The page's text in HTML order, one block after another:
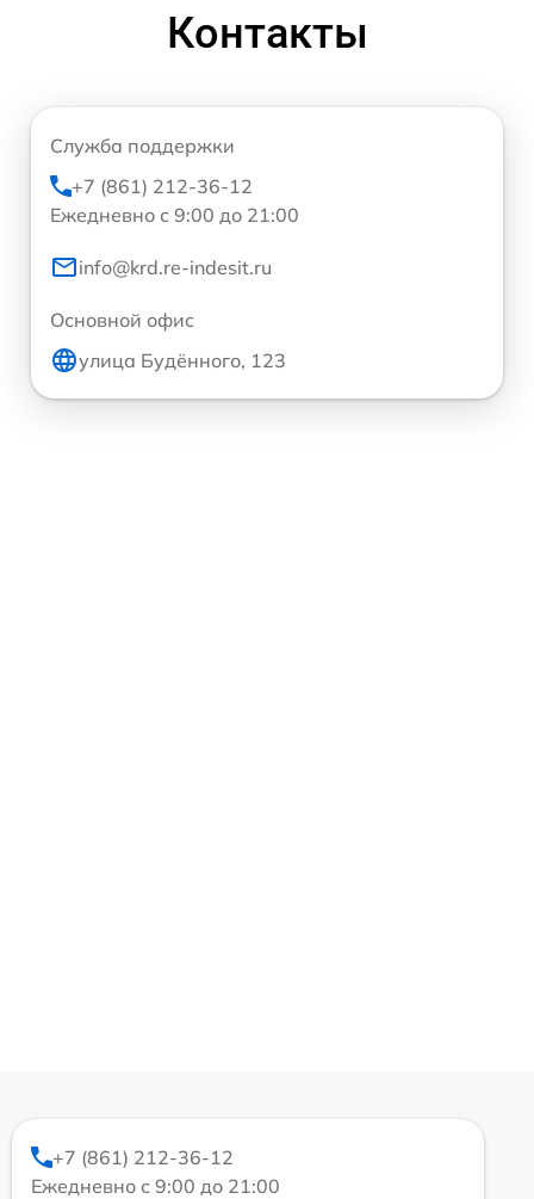
Контакты
Служба поддержки
+7 (861) 212-36-12
Ежедневно с 9:00 до 21:00
info@krd.re-indesit.ru
Основной офис
улица Будённого, 123
+7 (861) 212-36-12
Ежедневно с 9:00 до 21:00